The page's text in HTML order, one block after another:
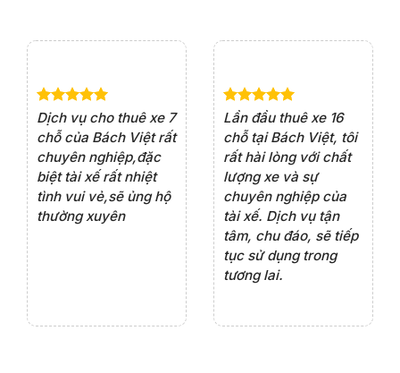
Dịch vụ cho thuê xe 7
chỗ của Bách Việt rất
chuyên nghiệp,đặc
biệt tài xế rất nhiệt
tình vui vẻ,sẽ ủng hộ
thường xuyên
Lần đầu thuê xe 16
chỗ tại Bách Việt, tôi
rất hài lòng với chất
lượng xe và sự
chuyên nghiệp của
tài xế. Dịch vụ tận
tâm, chu đáo, sẽ tiếp
tục sử dụng trong
tương lai.